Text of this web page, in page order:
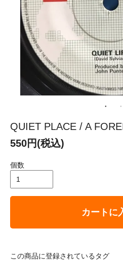
QUIET PLACE / A
550円(税込)
個数
カートに
この商品に登録されているタグ